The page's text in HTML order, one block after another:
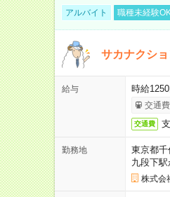
アルバイト 職種未経験OK
サカナクシ
給与 時給1250
交通
交通費
勤務地
東京都千
九段下
株式会